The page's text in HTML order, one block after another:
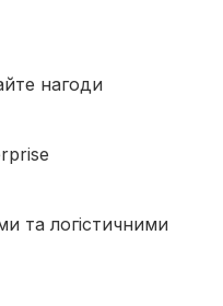
нагоди
та логістичними